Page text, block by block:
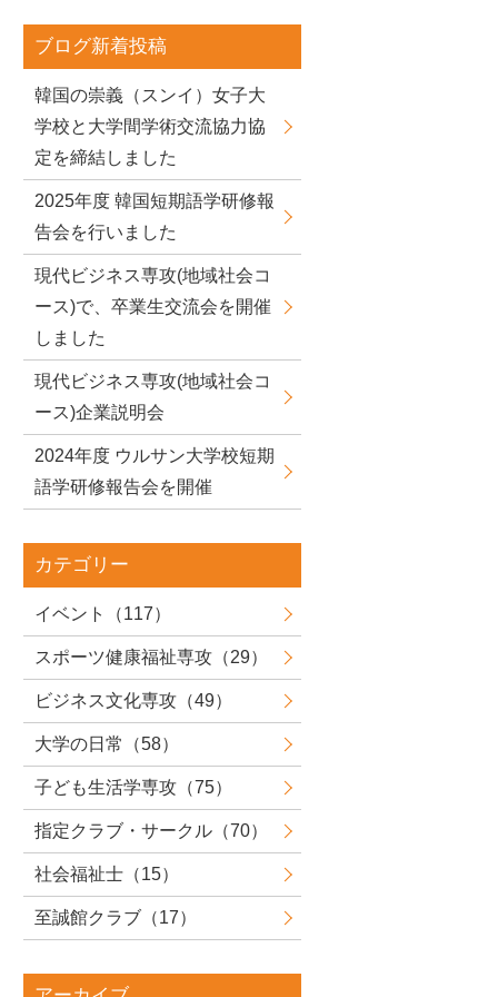
ブログ新着投稿
韓国の崇義（スンイ）女子大
学校と大学間学術交流協力協
定を締結しました
2025年度 韓国短期語学研修報
告会を行いました
現代ビジネス専攻(地域社会コ
ース)で、卒業生交流会を開催
しました
現代ビジネス専攻(地域社会コ
ース)企業説明会
2024年度 ウルサン大学校短期
語学研修報告会を開催
カテゴリー
イベント（117）
スポーツ健康福祉専攻（29）
ビジネス文化専攻（49）
大学の日常（58）
子ども生活学専攻（75）
指定クラブ・サークル（70）
社会福祉士（15）
至誠館クラブ（17）